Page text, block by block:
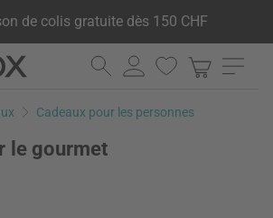
de colis gratuite dès 150 CHF
de retour de 60 jours
Cadeaux pour les personnes
le gourmet